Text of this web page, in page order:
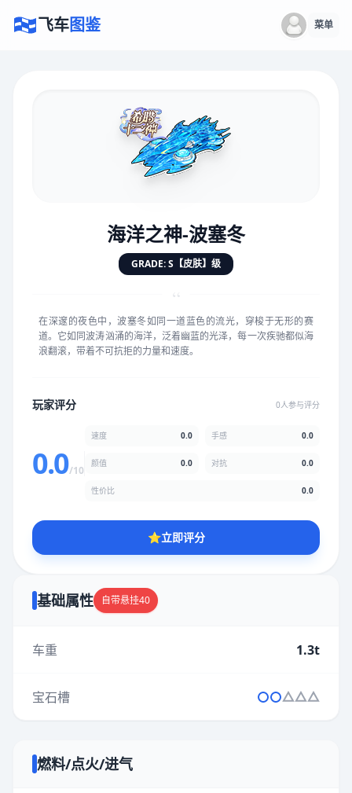
飞车图鉴 菜单
海洋之神-波塞冬
GRADE: S【皮肤】级
“
在深邃的夜色中，波塞冬如同一道蓝色的流光，穿梭于无形的赛
道。它如同波涛汹涌的海洋，泛着幽蓝的光泽，每一次疾驰都似海
浪翻滚，带着不可抗拒的力量和速度。
玩家评分 0人参与评分
0.0/10
速度 0.0 手感 0.0
颜值 0.0 对抗 0.0
性价比 0.0
⭐立即评分
基础属性 自带悬挂40
车重 1.3t
宝石槽
燃料/点火/进气
评价赛车
★★
手感
★★★★★★★★★★
比0%，性价比占比0%，颜值占比0%